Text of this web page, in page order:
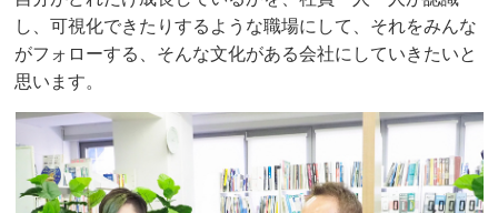
し、可視化できたりするような職場にして、それをみんな
がフォローする、そんな文化がある会社にしていきたいと
思います。